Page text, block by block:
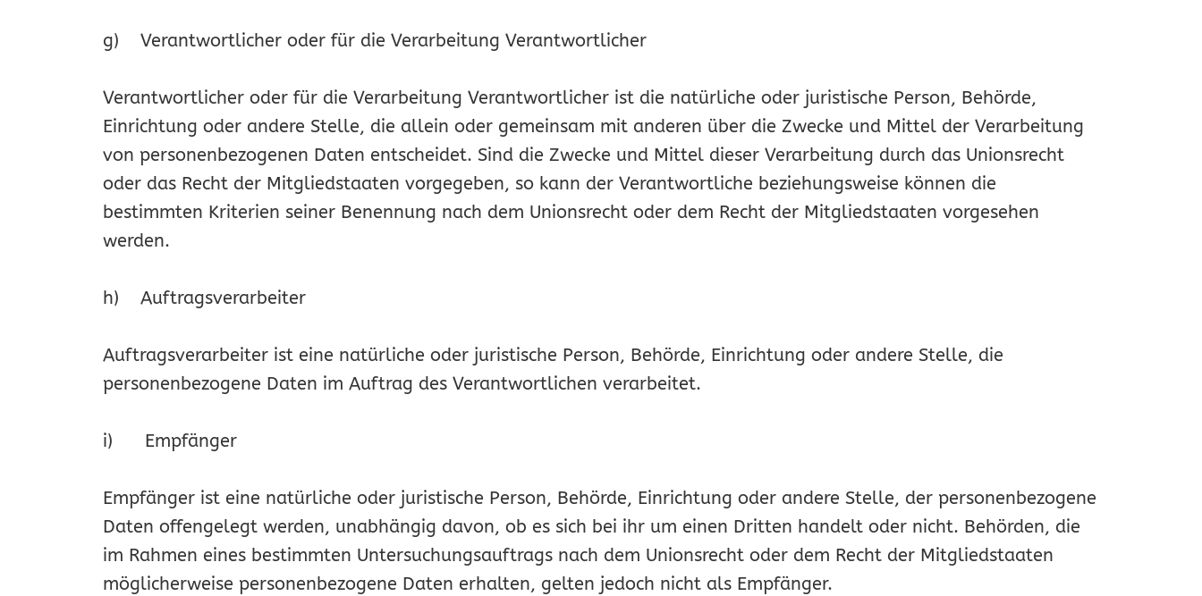
g) Verantwortlicher oder für die Verarbeitung Verantwortlicher
Verantwortlicher oder für die Verarbeitung Verantwortlicher ist die natürliche oder juristische Person, Behörde,
Einrichtung oder andere Stelle, die allein oder gemeinsam mit anderen über die Zwecke und Mittel der Verarbeitung
von personenbezogenen Daten entscheidet. Sind die Zwecke und Mittel dieser Verarbeitung durch das Unionsrecht
oder das Recht der Mitgliedstaaten vorgegeben, so kann der Verantwortliche beziehungsweise können die
bestimmten Kriterien seiner Benennung nach dem Unionsrecht oder dem Recht der Mitgliedstaaten vorgesehen
werden.
h) Auftragsverarbeiter
Auftragsverarbeiter ist eine natürliche oder juristische Person, Behörde, Einrichtung oder andere Stelle, die
personenbezogene Daten im Auftrag des Verantwortlichen verarbeitet.
i) Empfänger
Empfänger ist eine natürliche oder juristische Person, Behörde, Einrichtung oder andere Stelle, der personenbezogene
Daten offengelegt werden, unabhängig davon, ob es sich bei ihr um einen Dritten handelt oder nicht. Behörden, die
im Rahmen eines bestimmten Untersuchungsauftrags nach dem Unionsrecht oder dem Recht der Mitgliedstaaten
möglicherweise personenbezogene Daten erhalten, gelten jedoch nicht als Empfänger.